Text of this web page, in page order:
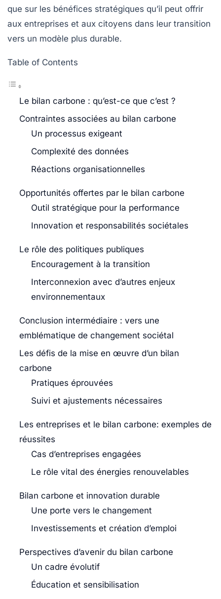
que sur les bénéfices stratégiques qu’il peut offrir
aux entreprises et aux citoyens dans leur transition
vers un modèle plus durable.
Table of Contents
Le bilan carbone : qu’est-ce que c’est ?
Contraintes associées au bilan carbone
Un processus exigeant
Complexité des données
Réactions organisationnelles
Opportunités offertes par le bilan carbone
Outil stratégique pour la performance
Innovation et responsabilités sociétales
Le rôle des politiques publiques
Encouragement à la transition
Interconnexion avec d’autres enjeux
environnementaux
Conclusion intermédiaire : vers une
emblématique de changement sociétal
Les défis de la mise en œuvre d’un bilan
carbone
Pratiques éprouvées
Suivi et ajustements nécessaires
Les entreprises et le bilan carbone: exemples de
réussites
Cas d’entreprises engagées
Le rôle vital des énergies renouvelables
Bilan carbone et innovation durable
Une porte vers le changement
Investissements et création d’emploi
Perspectives d’avenir du bilan carbone
Un cadre évolutif
Éducation et sensibilisation